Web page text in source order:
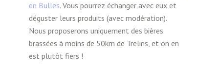
en Bulles. Vous pourrez échanger avec eux et
déguster leurs produits (avec modération).
Nous proposerons uniquement des bières
brassées à moins de 50km de Trelins, et on en
est plutôt fiers !